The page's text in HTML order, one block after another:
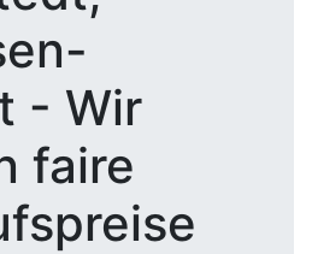
- Wir
faire